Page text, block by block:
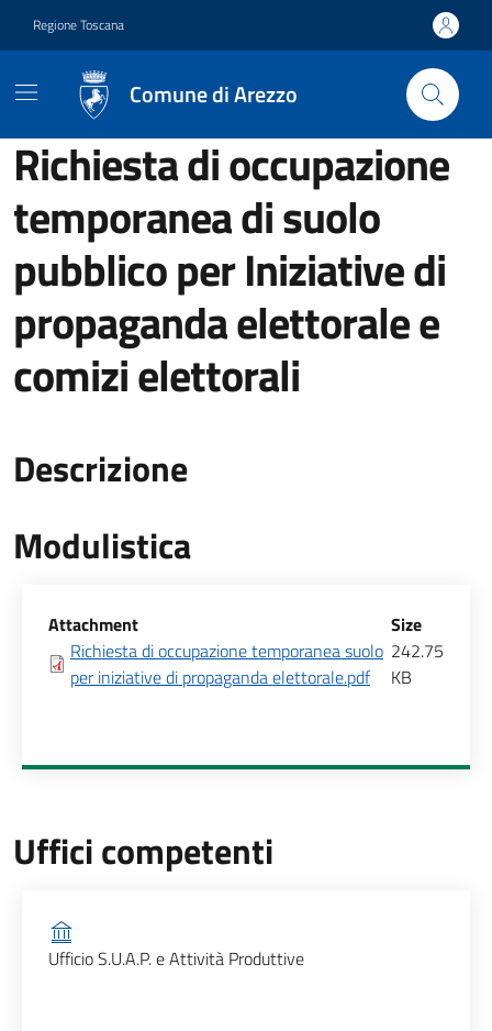
Regione Toscana
Comune di Arezzo
Richiesta di occupazione
temporanea di suolo
pubblico per Iniziative di
propaganda elettorale e
comizi elettorali
Descrizione
Modulistica
Allegati
Attachment
Size
Richiesta di occupazione temporanea suolo
per iniziative di propaganda elettorale.pdf
242.75
KB
Uffici competenti
Ufficio competente
Ufficio S.U.A.P. e Attività Produttive